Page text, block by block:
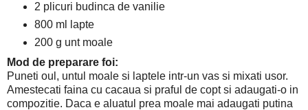
2 plicuri budinca de vanilie
800 ml lapte
200 g unt moale
Mod de preparare foi:
Puneti oul, untul moale si laptele intr-un vas si mixati usor.
Amestecati faina cu cacaua si praful de copt si adaugati-o in
compozitie. Daca e aluatul prea moale mai adaugati putina